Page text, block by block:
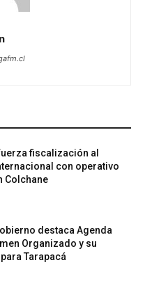
fiscalización al
con operativo
Colchane
destaca Agenda
Organizado y su
Tarapacá